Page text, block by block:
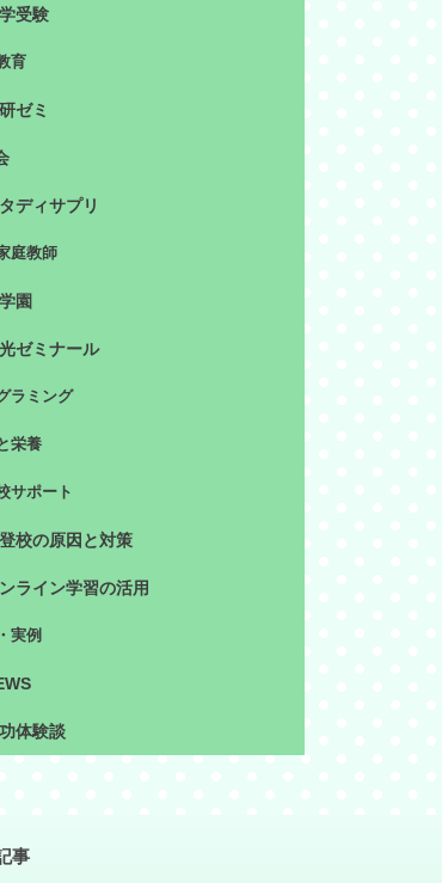
受験
育
ゼミ
ディサプリ
庭教師
園
ゼミナール
ラミング
栄養
サポート
校の原因と対策
ライン学習の活用
実例
体験談
事